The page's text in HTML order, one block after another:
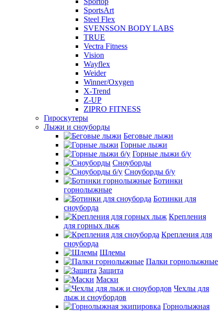
SportsArt
Steel Flex
SVENSSON BODY LABS
TRUE
Vectra Fitness
Vision
Wayflex
Weider
Winner/Oxygen
X-Trend
Z-UP
ZIPRO FITNESS
Гироскутеры
Лыжи и сноуборды
Беговые лыжи
Горные лыжи
Горные лыжи б/у
Сноуборды
Сноуборды б/у
Ботинки
горнолыжные
Ботинки для
сноуборда
Крепления
для горных лыж
Крепления для
сноуборда
Шлемы
Палки горнолыжные
Защита
Маски
Чехлы для
лыж и сноубордов
Горнолыжная